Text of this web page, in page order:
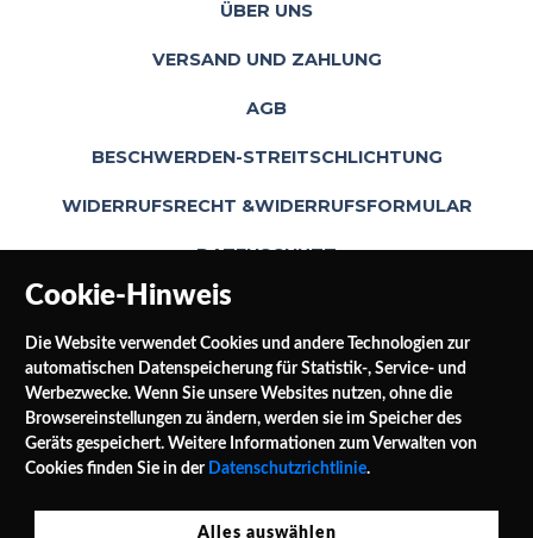
Cookie-Hinweis
Die Website verwendet Cookies und andere Technologien zur
automatischen Datenspeicherung für Statistik-, Service- und
Werbezwecke. Wenn Sie unsere Websites nutzen, ohne die
Browsereinstellungen zu ändern, werden sie im Speicher des
Geräts gespeichert. Weitere Informationen zum Verwalten von
Cookies finden Sie in der Datenschutzrichtlinie.
Alles auswählen
ÜBER UNS
VERSAND UND ZAHLUNG
AGB
BESCHWERDEN-STREITSCHLICHTUNG
WIDERRUFSRECHT &WIDERRUFSFORMULAR
DATENSCHUTZ
SOCIAL MEDIA